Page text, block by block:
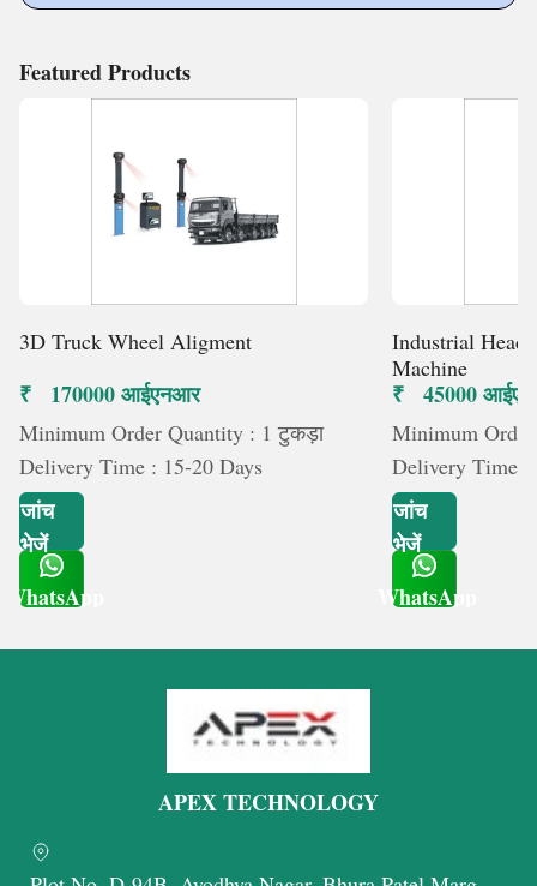
Featured Products
3D Truck Wheel Aligment
₹ 170000 आईएनआर
Minimum Order Quantity : 1 टुकड़ा
Delivery Time : 15-20 Days
जांच
भेजें
WhatsApp
Industrial
Machine
₹ 45000
Minimum
Delivery Time :
जांच
भेजें
WhatsApp
APEX TECHNOLOGY